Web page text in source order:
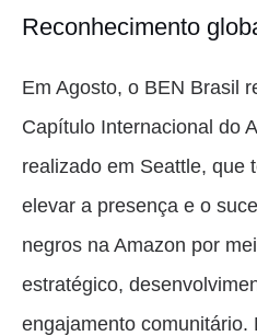
Reconhecimento
Em Agosto, o BEN Brasil
Capítulo Internacional do
realizado em Seattle, que
elevar a presença e o
negros na Amazon por
estratégico,
engajamento comunitário.